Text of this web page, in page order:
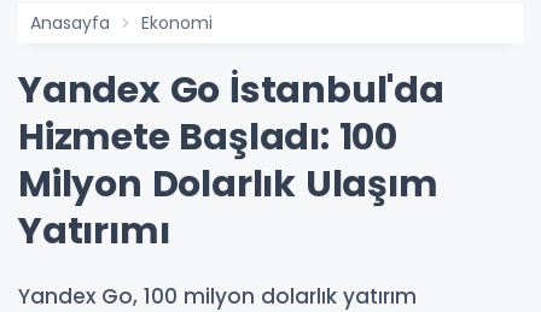
Anasayfa Ekonomi
Yandex Go İstanbul'da
Hizmete Başladı: 100
Milyon Dolarlık Ulaşım
Yatırımı
Yandex Go, 100 milyon dolarlık yatırım